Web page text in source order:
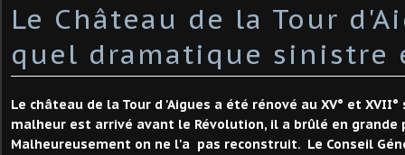
Le Château de la Tour
quel dramatique sinistre
Le château de la Tour d 'Aigues a été rénové au XV° et
malheur est arrivé avant le Révolution, il a brûlé en grande
Malheureusement on ne l'a pas reconstruit. Le Conseil